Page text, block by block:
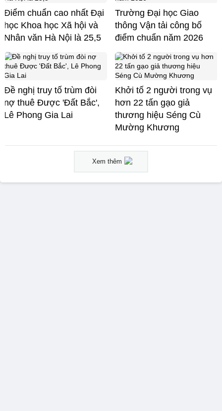
Điểm chuẩn cao nhất Đại
học Khoa học Xã hội và
Nhân văn Hà Nội là 25,5
Trường Đại học Giao
thông Vận tải công bố
điểm chuẩn năm 2026
Đề nghị truy tố trùm đòi
nợ thuê Được 'Đất Bắc',
Lê Phong Gia Lai
Khởi tố 2 người trong vụ
hơn 22 tấn gạo giả
thương hiệu Séng Cù
Mường Khương
Xem thêm